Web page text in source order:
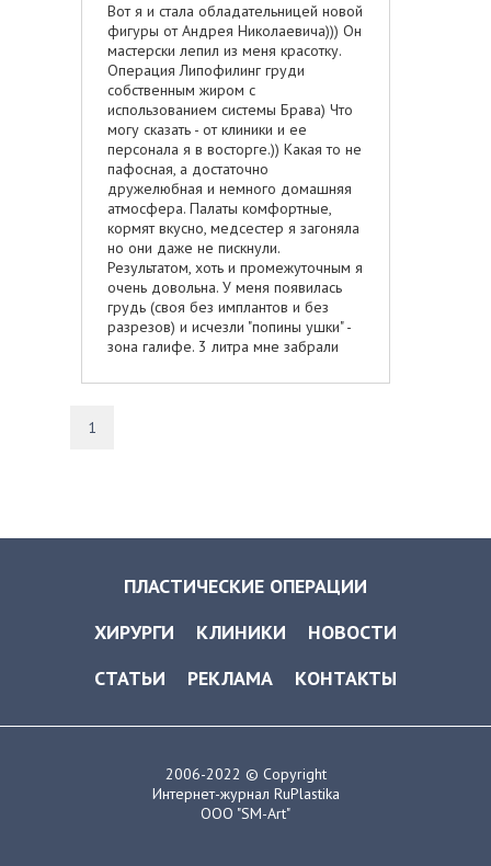
Вот я и стала обладательницей новой
фигуры от Андрея Николаевича))) Он
мастерски лепил из меня красотку.
Операция Липофилинг груди
собственным жиром с
использованием системы Брава) Что
могу сказать - от клиники и ее
персонала я в восторге.)) Какая то не
пафосная, а достаточно
дружелюбная и немного домашняя
атмосфера. Палаты комфортные,
кормят вкусно, медсестер я загоняла
но они даже не пискнули.
Результатом, хоть и промежуточным я
очень довольна. У меня появилась
грудь (своя без имплантов и без
разрезов) и исчезли "попины ушки" -
зона галифе. 3 литра мне забрали
млл закачали в каждую грудку. ))
1
ПЛАСТИЧЕСКИЕ ОПЕРАЦИИ
ХИРУРГИ
КЛИНИКИ
НОВОСТИ
СТАТЬИ
РЕКЛАМА КОНТАКТЫ
2006-2022 © Copyright
Интернет-журнал RuPlastika
ООО "SM-Art"